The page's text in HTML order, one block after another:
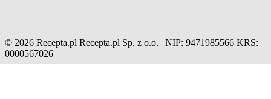
© 2026 Recepta.pl Recepta.pl Sp. z o.o. | NIP: 9471985566 KRS:
0000567026